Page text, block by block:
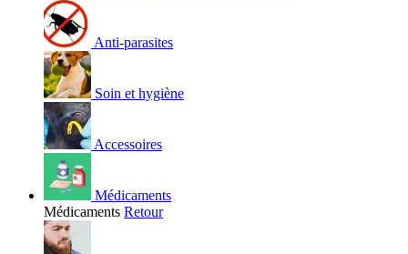
Anti-parasites
Soin et hygiène
Accessoires
Médicaments
Médicaments Retour